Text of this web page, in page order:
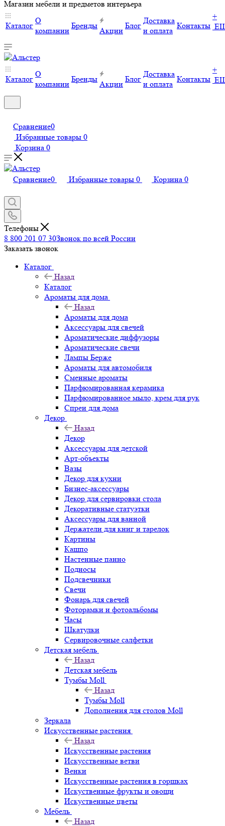
Магазин мебели и предметов интерьера
Каталог
О
компании
Бренды
Акции
Блог
Доставка
и оплата
Контакты
+
Каталог
О
компании
Бренды
Акции
Блог
Доставка
и оплата
Контакты
+
Сравнение0
Избранные товары 0
Корзина 0
Сравнение0 Избранные товары 0 Корзина 0
Телефоны
8 800 201 07 30Звонок по всей России
Заказать звонок
Каталог
Назад
Каталог
Ароматы для дома
Назад
Ароматы для дома
Аксессуары для свечей
Ароматические диффузоры
Ароматические свечи
Лампы Берже
Ароматы для автомобиля
Сменные ароматы
Парфюмированная керамика
Парфюмированное мыло, крем для рук
Спреи для дома
Декор
Назад
Декор
Аксессуары для детской
Арт-объекты
Вазы
Декор для кухни
Бизнес-аксессуары
Декор для сервировки стола
Декоративные статуэтки
Аксессуары для ванной
Держатели для книг и тарелок
Картины
Кашпо
Настенные панно
Подносы
Подсвечники
Свечи
Фонарь для свечей
Фоторамки и фотоальбомы
Часы
Шкатулки
Сервировочные салфетки
Детская мебель
Назад
Детская мебель
Тумбы Moll
Назад
Тумбы Moll
Дополнения для столов Moll
Зеркала
Искусственные растения
Назад
Искусственные растения
Искусственные ветви
Венки
Искусственные растения в горшках
Искуственные фрукты и овощи
Искуственные цветы
Мебель
Назад